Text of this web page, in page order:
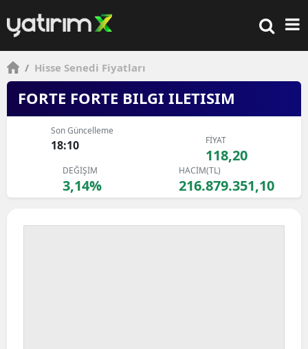
/ Hisse Senedi Fiyatları
FORTE FORTE BILGI ILETISIM
Son Güncelleme
18:10 FİYAT
118,20
DEĞİŞİM
3,14%
HACİM(TL)
216.879.351,10